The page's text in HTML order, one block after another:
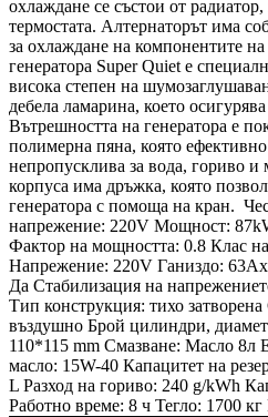
охлаждане се състои от
термостата. Алтернаторът има
за охлаждане на компонентите
генератора Super Quiet е
висока степен на
дебела ламарина, което
Вътрешността на генератора е
полимерна пяна, която
непропусклива за вода, гориво и
корпуса има дръжка, която
генератора с помоща на кран.
напрежение: 220V Мощност:
Фактор на мощността: 0.8 Клас
Напрежение: 220V Ганиздо:
Да Стабилизация на
Тип конструкция: тихо
въздушно Брой цилиндри,
110*115 mm Смазване: Масло 8л
масло: 15W-40 Капацитет на
L Разход на гориво: 240 g/kWh
Работно време: 8 ч Тегло: 1700